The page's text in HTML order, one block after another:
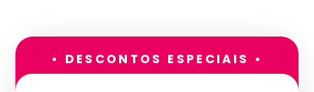
• DESCONTOS ESPECIAIS •